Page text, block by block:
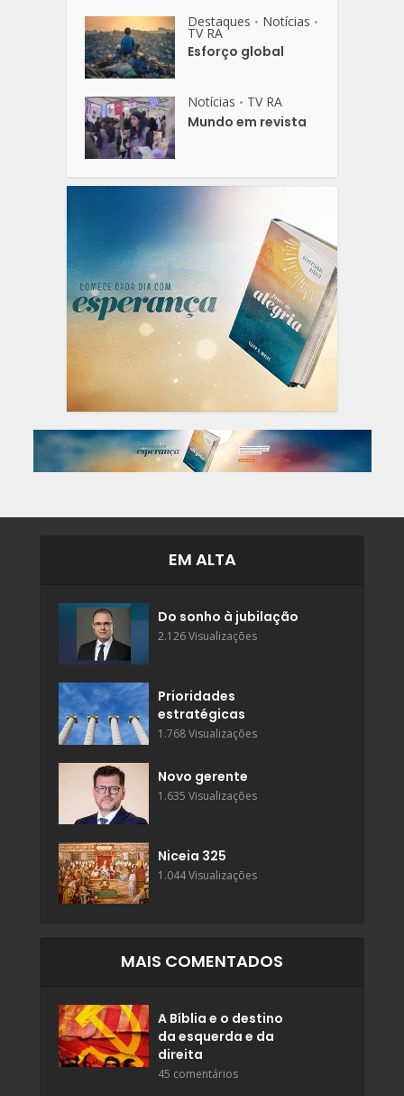
Destaques • Notícias •
TV RA
Esforço global
Notícias • TV RA
Mundo em revista
EM ALTA
Do sonho à jubilação
2.126 Visualizações
Prioridades
estratégicas
1.768 Visualizações
Novo gerente
1.635 Visualizações
Niceia 325
1.044 Visualizações
MAIS COMENTADOS
A Bíblia e o destino
da esquerda e da
direita
45 comentários